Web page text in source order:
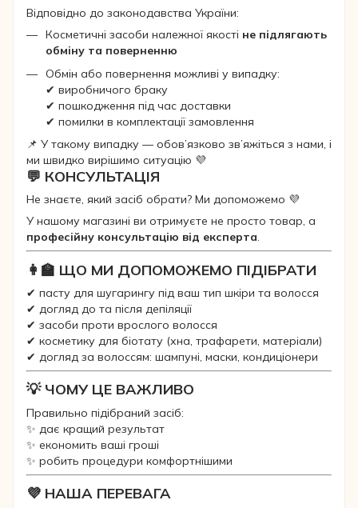
Відповідно до законодавства України:
Косметичні засоби належної якості не підлягають
обміну та поверненню
Обмін або повернення можливі у випадку:
✔ виробничого браку
✔ пошкодження під час доставки
✔ помилки в комплектації замовлення
📌 У такому випадку — обов’язково зв’яжіться з нами, і
ми швидко вирішимо ситуацію 💜
💬 КОНСУЛЬТАЦІЯ
Не знаєте, який засіб обрати? Ми допоможемо 💜
У нашому магазині ви отримуєте не просто товар, а
професійну консультацію від експерта.
👩‍🏫 ЩО МИ ДОПОМОЖЕМО ПІДІБРАТИ
✔ пасту для шугарингу під ваш тип шкіри та волосся
✔ догляд до та після депіляції
✔ засоби проти врослого волосся
✔ косметику для біотату (хна, трафарети, матеріали)
✔ догляд за волоссям: шампуні, маски, кондиціонери
💡 ЧОМУ ЦЕ ВАЖЛИВО
Правильно підібраний засіб:
✨ дає кращий результат
✨ економить ваші гроші
✨ робить процедури комфортнішими
💜 НАША ПЕРЕВАГА